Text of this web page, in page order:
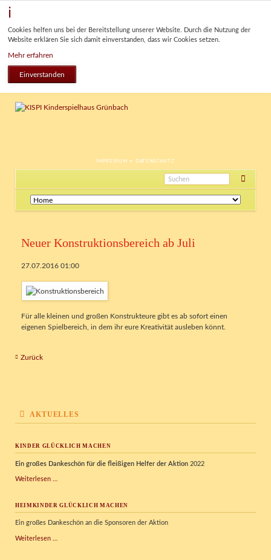
Cookies helfen uns bei der Bereitstellung unserer Website. Durch die Nutzung der
Website erklären Sie sich damit einverstanden, dass wir Cookies setzen.
Mehr erfahren
Einverstanden
NAVIGATION
IMPRESSUM DATENSCHUTZ
Navigation
überspringen
Neuer Konstruktionsbereich ab Juli
27.07.2016 01:00
Für alle kleinen und großen Konstrukteure gibt es ab sofort einen
eigenen Spielbereich, in dem ihr eure Kreativität ausleben könnt.
Zurück
AKTUELLES
KINDER GLÜCKLICH MACHEN
Ein großes Dankeschön für die fleißigen Helfer der Aktion2022
Weiterlesen …
HEIMKINDER GLÜCKLICH MACHEN
Ein großes Dankeschön an die Sponsoren der Aktion
Weiterlesen …